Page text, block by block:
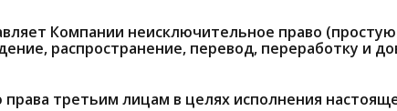
Компании неисключительное право (простую
распространение, перевод, переработку и
третьим лицам в целях исполнения